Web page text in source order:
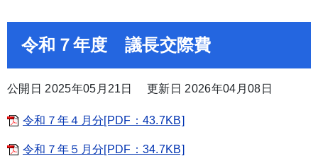
令和７年度 議長交際費
公開日 2025年05月21日 更新日 2026年04月08日
令和７年４月分[PDF：43.7KB]
令和７年５月分[PDF：34.7KB]